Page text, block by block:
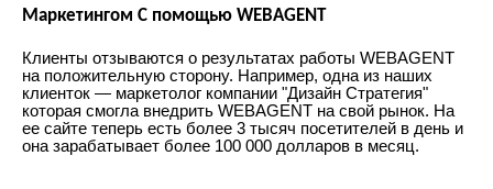
Маркетингом С помощью WEBAGENT
Клиенты отзываются о результатах работы WEBAGENT
на положительную сторону. Например, одна из наших
клиенток — маркетолог компании "Дизайн Стратегия"
которая смогла внедрить WEBAGENT на свой рынок. На
ее сайте теперь есть более 3 тысяч посетителей в день и
она зарабатывает более 100 000 долларов в месяц.